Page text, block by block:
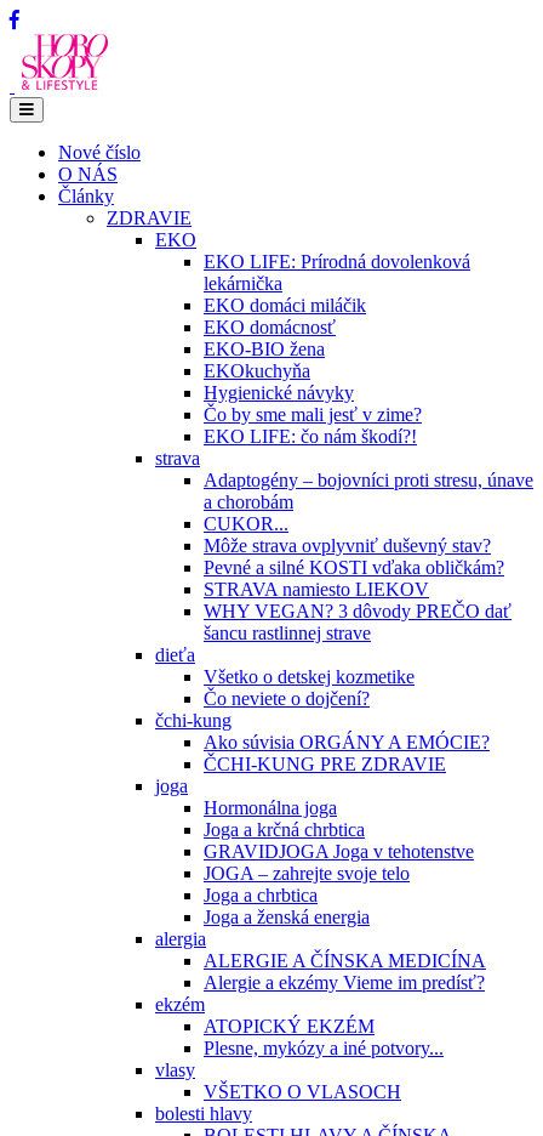
Nové číslo
O NÁS
Články
ZDRAVIE
EKO
EKO LIFE: Prírodná dovolenková
lekárnička
EKO domáci miláčik
EKO domácnosť
EKO-BIO žena
EKOkuchyňa
Hygienické návyky
Čo by sme mali jesť v zime?
EKO LIFE: čo nám škodí?!
strava
Adaptogény – bojovníci proti stresu, únave
a chorobám
CUKOR...
Môže strava ovplyvniť duševný stav?
Pevné a silné KOSTI vďaka obličkám?
STRAVA namiesto LIEKOV
WHY VEGAN? 3 dôvody PREČO dať
šancu rastlinnej strave
dieťa
Všetko o detskej kozmetike
Čo neviete o dojčení?
čchi-kung
Ako súvisia ORGÁNY A EMÓCIE?
ČCHI-KUNG PRE ZDRAVIE
joga
Hormonálna joga
Joga a krčná chrbtica
GRAVIDJOGA Joga v tehotenstve
JOGA – zahrejte svoje telo
Joga a chrbtica
Joga a ženská energia
alergia
ALERGIE A ČÍNSKA MEDICÍNA
Alergie a ekzémy Vieme im predísť?
ekzém
ATOPICKÝ EKZÉM
Plesne, mykózy a iné potvory...
vlasy
VŠETKO O VLASOCH
bolesti hlavy